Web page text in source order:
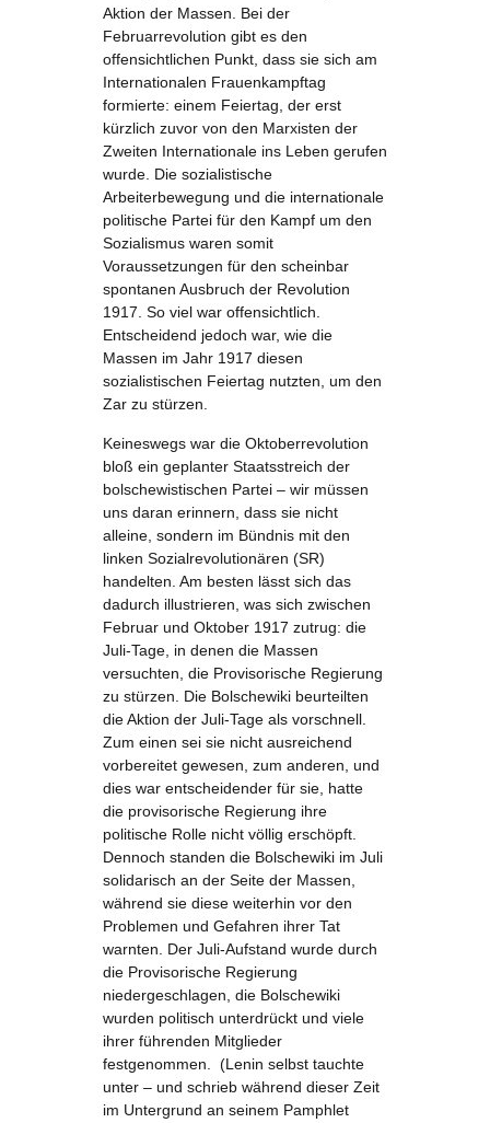
Aktion der Massen. Bei der
Februarrevolution gibt es den
offensichtlichen Punkt, dass sie sich am
Internationalen Frauenkampftag
formierte: einem Feiertag, der erst
kürzlich zuvor von den Marxisten der
Zweiten Internationale ins Leben gerufen
wurde. Die sozialistische
Arbeiterbewegung und die internationale
politische Partei für den Kampf um den
Sozialismus waren somit
Voraussetzungen für den scheinbar
spontanen Ausbruch der Revolution
1917. So viel war offensichtlich.
Entscheidend jedoch war, wie die
Massen im Jahr 1917 diesen
sozialistischen Feiertag nutzten, um den
Zar zu stürzen.
Keineswegs war die Oktoberrevolution
bloß ein geplanter Staatsstreich der
bolschewistischen Partei – wir müssen
uns daran erinnern, dass sie nicht
alleine, sondern im Bündnis mit den
linken Sozialrevolutionären (SR)
handelten. Am besten lässt sich das
dadurch illustrieren, was sich zwischen
Februar und Oktober 1917 zutrug: die
Juli-Tage, in denen die Massen
versuchten, die Provisorische Regierung
zu stürzen. Die Bolschewiki beurteilten
die Aktion der Juli-Tage als vorschnell.
Zum einen sei sie nicht ausreichend
vorbereitet gewesen, zum anderen, und
dies war entscheidender für sie, hatte
die provisorische Regierung ihre
politische Rolle nicht völlig erschöpft.
Dennoch standen die Bolschewiki im Juli
solidarisch an der Seite der Massen,
während sie diese weiterhin vor den
Problemen und Gefahren ihrer Tat
warnten. Der Juli-Aufstand wurde durch
die Provisorische Regierung
niedergeschlagen, die Bolschewiki
wurden politisch unterdrückt und viele
ihrer führenden Mitglieder
festgenommen. (Lenin selbst tauchte
unter – und schrieb während dieser Zeit
im Untergrund an seinem Pamphlet